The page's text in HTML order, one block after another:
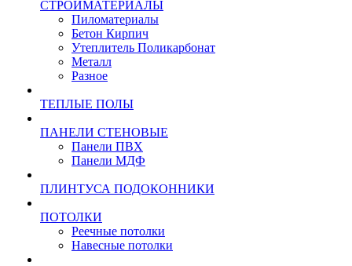
СТРОЙМАТЕРИАЛЫ
Пиломатериалы
Бетон Кирпич
Утеплитель Поликарбонат
Металл
Разное
ТЕПЛЫЕ ПОЛЫ
ПАНЕЛИ СТЕНОВЫЕ
Панели ПВХ
Панели МДФ
ПЛИНТУСА ПОДОКОННИКИ
ПОТОЛКИ
Реечные потолки
Навесные потолки